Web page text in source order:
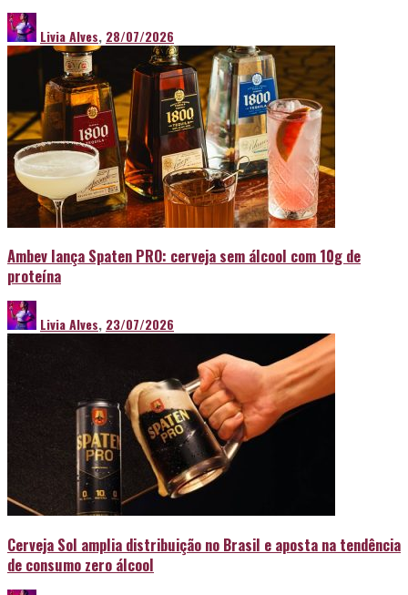
Livia Alves, 28/07/2026
Ambev lança Spaten PRO: cerveja sem álcool com 10g de
proteína
Livia Alves, 23/07/2026
Cerveja Sol amplia distribuição no Brasil e aposta na tendência
de consumo zero álcool